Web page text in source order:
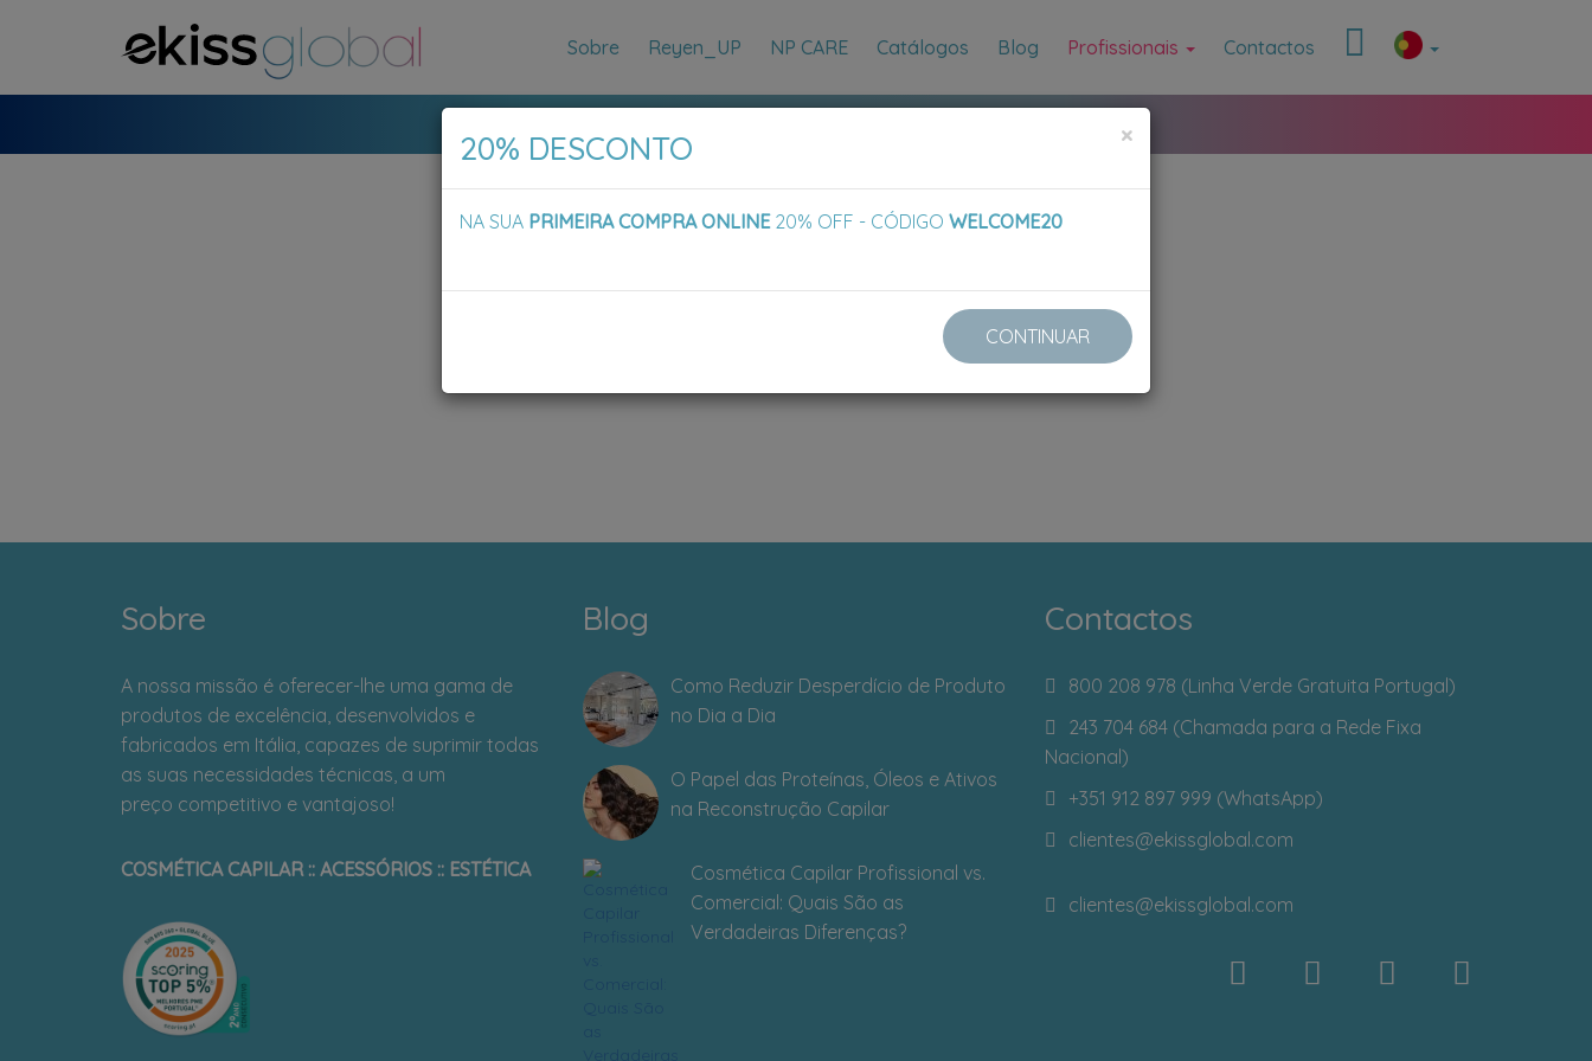
Sobre Reyen_UP NP CARE Catálogos Blog Profissionais Contactos
Sobre
A nossa missão é oferecer-lhe uma gama de
produtos de excelência, desenvolvidos e
fabricados em Itália, capazes de suprimir todas
as suas necessidades técnicas, a um
preço competitivo e vantajoso!
COSMÉTICA CAPILAR :: ACESSÓRIOS :: ESTÉTICA
Blog
Como Reduzir Desperdício de Produto
no Dia a Dia
O Papel das Proteínas, Óleos e Ativos
na Reconstrução Capilar
Cosmética Capilar Profissional vs.
Comercial: Quais São as
Verdadeiras Diferenças?
Contactos
800 208 978 (Linha Verde Gratuita Portugal)
243 704 684 (Chamada para a Rede Fixa
Nacional)
+351 912 897 999 (WhatsApp)
clientes@ekissglobal.com
clientes@ekissglobal.com
×
20% DESCONTO
NA SUA PRIMEIRA COMPRA ONLINE20% OFF - CÓDIGO WELCOME20
CONTINUAR